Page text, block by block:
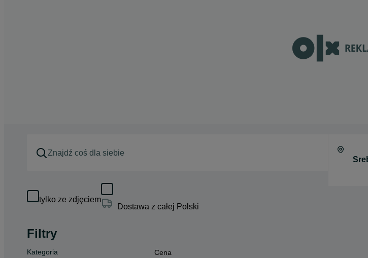
tylko ze zdjęciem
Dostawa z całej Polski
Filtry
Kategoria Cena